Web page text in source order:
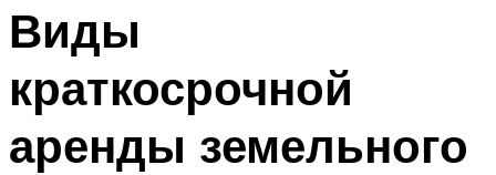
Виды
краткосрочной
аренды земельного